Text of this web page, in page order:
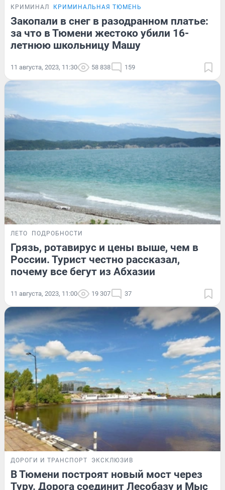
КРИМИНАЛ КРИМИНАЛЬНАЯ ТЮМЕНЬ
Закопали в снег в разодранном платье:
за что в Тюмени жестоко убили 16-
летнюю школьницу Машу
11 августа, 2023, 11:30 58 838 159
ЛЕТО ПОДРОБНОСТИ
Грязь, ротавирус и цены выше, чем в
России. Турист честно рассказал,
почему все бегут из Абхазии
11 августа, 2023, 11:00 19 307 37
ДОРОГИ И ТРАНСПОРТ ЭКСКЛЮЗИВ
В Тюмени построят новый мост через
Туру. Дорога соединит Лесобазу и Мыс